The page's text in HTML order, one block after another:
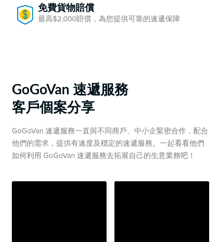
免費貨物賠償
最高$2,000賠償，為您提供可靠的速遞保障
GoGoVan 速遞服務
客戶個案分享
GoGoVan 速遞服務一直與不同商戶、中小企緊密合作，配合
他們的需求，提供有速度及穩定的速遞服務。一起看看他們
如何利用 GoGoVan 速遞服務去拓展自己的生意業務吧！